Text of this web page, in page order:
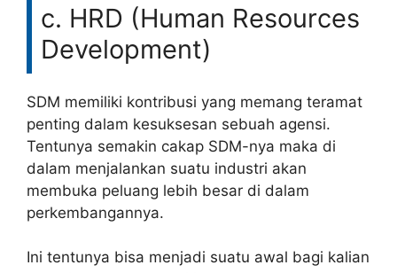
c. HRD (Human Resources
Development)
SDM memiliki kontribusi yang memang teramat
penting dalam kesuksesan sebuah agensi.
Tentunya semakin cakap SDM-nya maka di
dalam menjalankan suatu industri akan
membuka peluang lebih besar di dalam
perkembangannya.
Ini tentunya bisa menjadi suatu awal bagi kalian